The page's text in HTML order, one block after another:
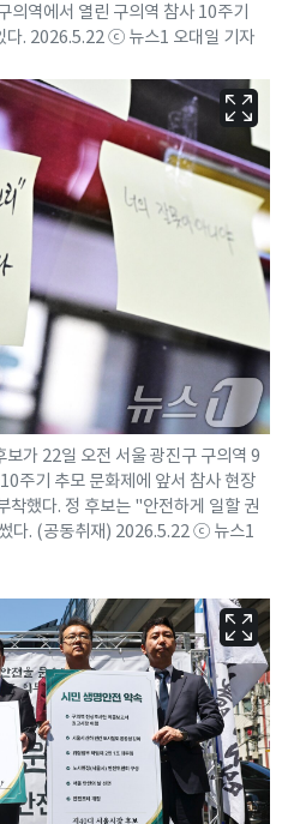
의역에서 열린 구의역 참사 10주기
다. 2026.5.22 ⓒ 뉴스1 오대일 기자
가 22일 오전 서울 광진구 구의역 9
주기 추모 문화제에 앞서 참사 현장
착했다. 정 후보는 "안전하게 일할 권
다. (공동취재) 2026.5.22 ⓒ 뉴스1